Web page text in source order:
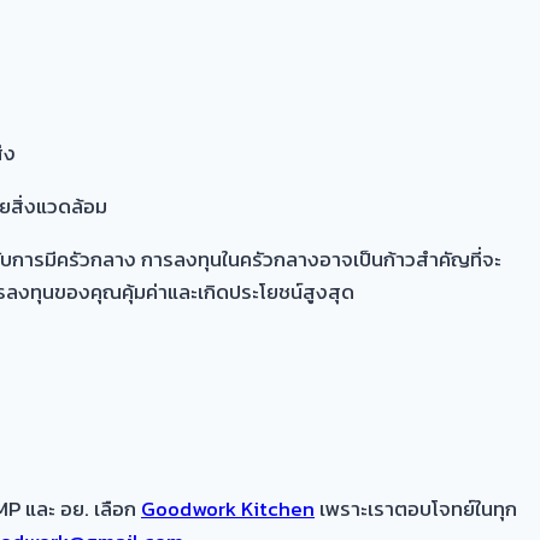
สิ่งแวดล้อม
รมีครัวกลาง การลงทุนในครัวกลางอาจเป็นก้าวสำคัญที่จะ
งทุนของคุณคุ้มค่าและเกิดประโยชน์สูงสุด
และ อย. เลือกGoodwork Kitchenเพราะเราตอบโจทย์ในทุก